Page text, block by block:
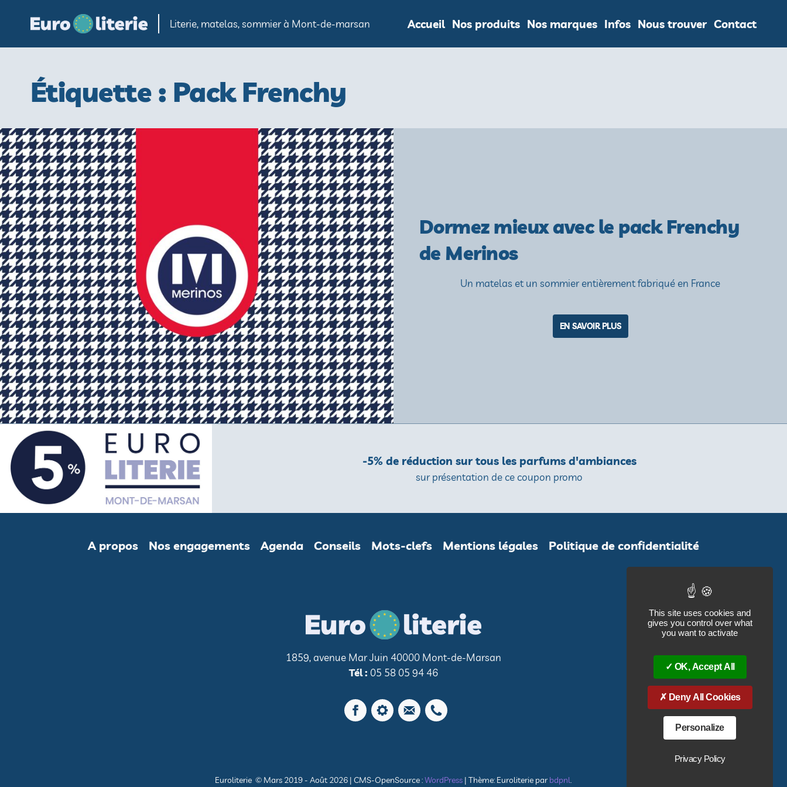
Literie, matelas, sommier à Mont-de-marsan Accueil Nos produits Nos marques Infos Nous trouver Contact
Étiquette : Pack Frenchy
Dormez mieux avec le pack Frenchy
de Merinos
Un matelas et un sommier entièrement fabriqué en France
EN SAVOIR PLUS
-5% de réduction sur tous les parfums d'ambiances
sur présentation de ce coupon promo
A propos Nos engagements Agenda Conseils Mots-clefs Mentions légales Politique de confidentialité
1859, avenue Mar Juin 40000 Mont-de-Marsan
Tél : 05 58 05 94 46
Euroliterie © Mars 2019 - Août 2026 |CMS-OpenSource :WordPress |Thème: Euroliterie par bdpnl.
This site uses cookies and
gives you control over what
you want to activate
OK, Accept All
Deny All Cookies
Personalize
Privacy Policy